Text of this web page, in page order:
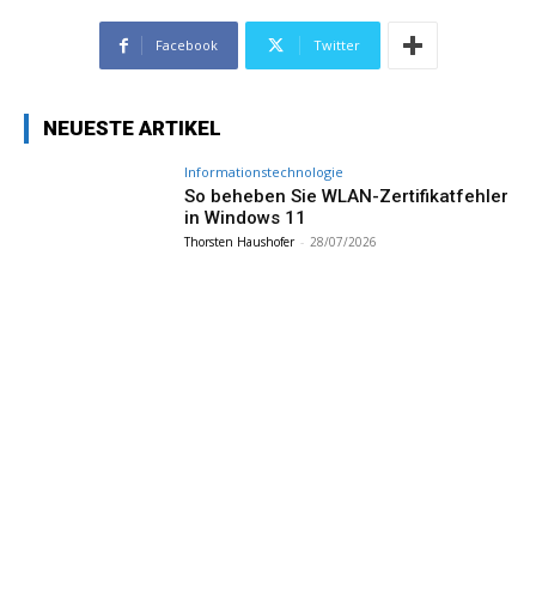
Facebook Twitter
NEUESTE ARTIKEL
Informationstechnologie
So beheben Sie WLAN-Zertifikatfehler
in Windows 11
Thorsten Haushofer - 28/07/2026